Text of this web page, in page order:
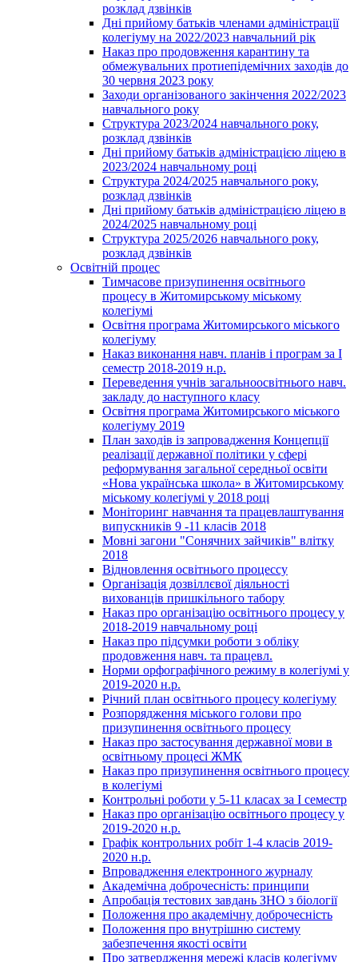
розклад дзвінків
Дні прийому батьків членами адміністрації
колегіуму на 2022/2023 навчальний рік
Наказ про продовження карантину та
обмежувальних протиепідемічних заходів до
30 червня 2023 року
Заходи організованого закінчення 2022/2023
навчального року
Структура 2023/2024 навчального року,
розклад дзвінків
Дні прийому батьків адміністрацією ліцею в
2023/2024 навчальному році
Структура 2024/2025 навчального року,
розклад дзвінків
Дні прийому батьків адміністрацією ліцею в
2024/2025 навчальному році
Структура 2025/2026 навчального року,
розклад дзвінків
Освітній процес
Тимчасове призупинення освітнього
процесу в Житомирському міському
колегіумі
Освітня програма Житомирського міського
колегіуму
Наказ виконання навч. планів і програм за І
семестр 2018-2019 н.р.
Переведення учнів загальноосвітнього навч.
закладу до наступного класу
Освітня програма Житомирського міського
колегіуму 2019
План заходів із запровадження Концепції
реалізації державної політики у сфері
реформування загальної середньої освіти
«Нова українська школа» в Житомирському
міському колегіумі у 2018 році
Моніторинг навчання та працевлаштування
випускників 9 -11 класів 2018
Мовні загони "Сонячних зайчиків" влітку
2018
Відновлення освітнього процессу
Організація дозвіллєвої діяльності
вихованців пришкільного табору
Наказ про організацію освітнього процесу у
2018-2019 навчальному році
Наказ про підсумки роботи з обліку
продовження навч. та працевл.
Норми орфографічного режиму в колегіумі у
2019-2020 н.р.
Річний план освітнього процесу колегіуму
Розпорядження міського голови про
призупинення освітнього процесу
Наказ про застосування державної мови в
освітньому процесі ЖМК
Наказ про призупинення освітнього процесу
в колегіумі
Контрольні роботи у 5-11 класах за І семестр
Наказ про організацію освітнього процесу у
2019-2020 н.р.
Графік контрольних робіт 1-4 класів 2019-
2020 н.р.
Впровадження електронного журналу
Академічна доброчесність: принципи
Апробація тестових завдань ЗНО з біології
Положення про академічну доброчесність
Положення про внутрішню систему
забезпечення якості освіти
Про затвердження мережі класів колегіуму